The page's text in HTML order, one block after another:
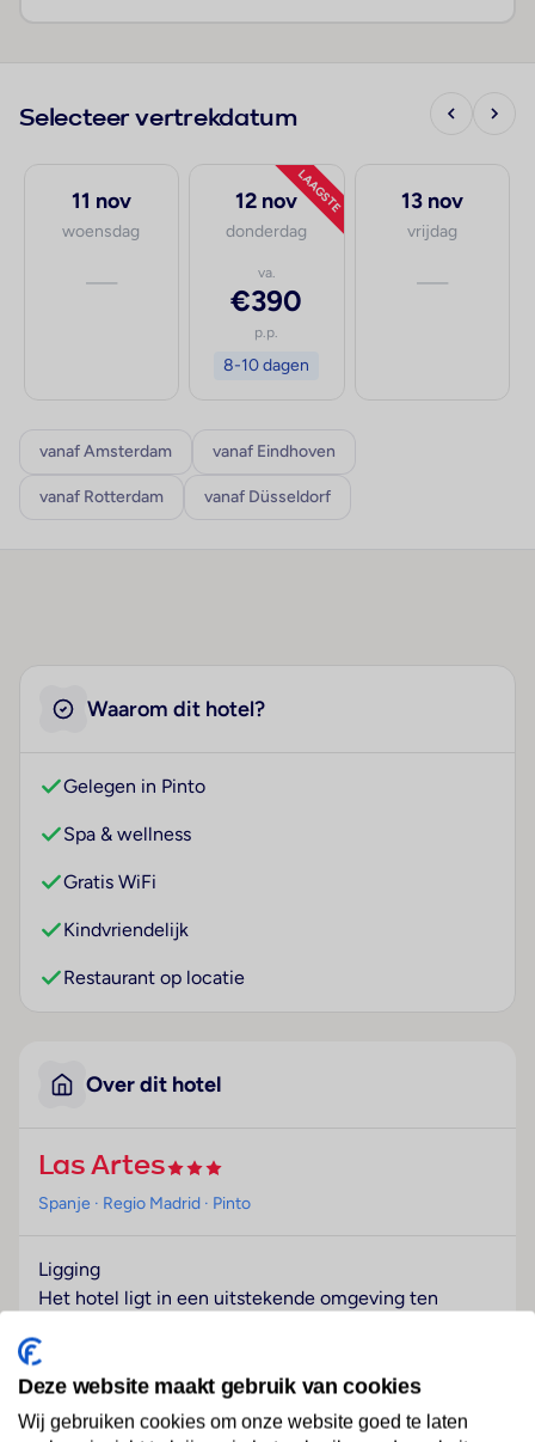
Selecteer vertrekdatum
11 nov
woensdag
—
LAAGSTE
12 nov
donderdag
va.
€390
p.p.
8-10 dagen
13 nov
vrijdag
—
vanaf Amsterdam vanaf Eindhoven
vanaf Rotterdam vanaf Düsseldorf
Waarom dit hotel?
Gelegen in Pinto
Spa & wellness
Gratis WiFi
Kindvriendelijk
Restaurant op locatie
Over dit hotel
Las Artes
Spanje · Regio Madrid · Pinto
Ligging
Het hotel ligt in een uitstekende omgeving ten
minuten afstand van het recreatiepark Warner Bros en
het winkelcentrum van Pintof Ook de gebieden
Getafe, Valdemoro, Leganés en Parla bevinden zich
Deze website maakt gebruik van cookies
Wij gebruiken cookies om onze website goed te laten